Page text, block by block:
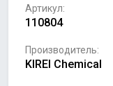
Артикул:
110804
Производитель:
KIREI Chemical